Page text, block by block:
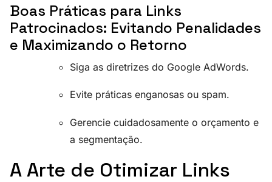
Boas Práticas para Links
Patrocinados: Evitando Penalidades
e Maximizando o Retorno
Siga as diretrizes do Google AdWords.
Evite práticas enganosas ou spam.
Gerencie cuidadosamente o orçamento e
a segmentação.
A Arte de Otimizar Links